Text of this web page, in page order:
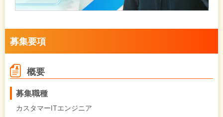
募集要項
概要
募集職種
カスタマーITエンジニア